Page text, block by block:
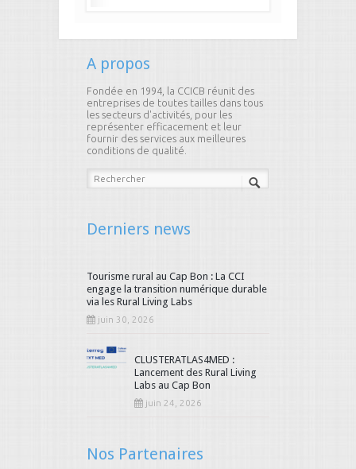
A propos
Fondée en 1994, la CCICB réunit des
entreprises de toutes tailles dans tous
les secteurs d'activités, pour les
représenter efficacement et leur
fournir des services aux meilleures
conditions de qualité.
Derniers news
Tourisme rural au Cap Bon : La CCI
engage la transition numérique durable
via les Rural Living Labs
juin 30, 2026
CLUSTERATLAS4MED :
Lancement des Rural Living
Labs au Cap Bon
juin 24, 2026
Nos Partenaires